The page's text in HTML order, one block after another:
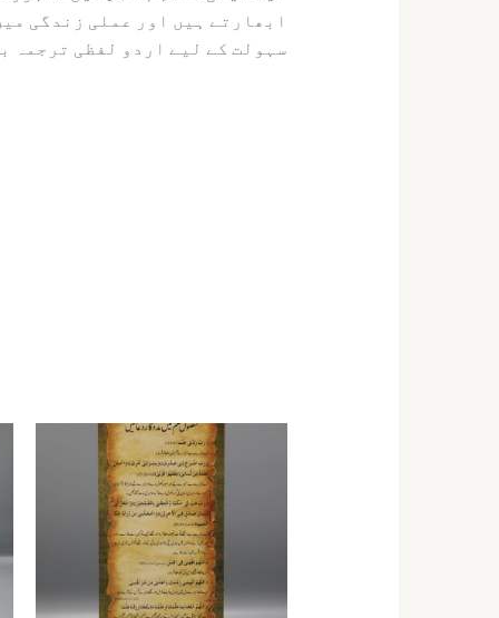
ابھارتے ہیں اور عملی زندگی
سہولت کے لیے اردو لفظی ترجمہ